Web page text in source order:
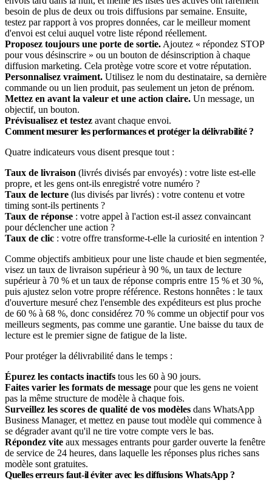
besoin de plus de deux ou trois diffusions par semaine. Ensuite,
testez par rapport à vos propres données, car le meilleur moment
d'envoi est celui auquel votre liste répond réellement.
Proposez toujours une porte de sortie. Ajoutez « répondez STOP
pour vous désinscrire » ou un bouton de désinscription à chaque
diffusion marketing. Cela protège votre score et votre réputation.
Personnalisez vraiment. Utilisez le nom du destinataire, sa dernière
commande ou un lien produit, pas seulement un jeton de prénom.
Mettez en avant la valeur et une action claire. Un message, un
objectif, un bouton.
Prévisualisez et testez avant chaque envoi.
Comment mesurer les performances et protéger la délivrabilité ?
Quatre indicateurs vous disent presque tout :
Taux de livraison (livrés divisés par envoyés) : votre liste est-elle
propre, et les gens ont-ils enregistré votre numéro ?
Taux de lecture (lus divisés par livrés) : votre contenu et votre
timing sont-ils pertinents ?
Taux de réponse : votre appel à l'action est-il assez convaincant
pour déclencher une action ?
Taux de clic : votre offre transforme-t-elle la curiosité en intention ?
Comme objectifs ambitieux pour une liste chaude et bien segmentée,
visez un taux de livraison supérieur à 90 %, un taux de lecture
supérieur à 70 % et un taux de réponse compris entre 15 % et 30 %,
puis ajustez selon votre propre référence. Restons honnêtes : le taux
d'ouverture mesuré chez l'ensemble des expéditeurs est plus proche
de 60 % à 68 %, donc considérez 70 % comme un objectif pour vos
meilleurs segments, pas comme une garantie. Une baisse du taux de
lecture est le premier signe de fatigue de la liste.
Pour protéger la délivrabilité dans le temps :
Épurez les contacts inactifs tous les 60 à 90 jours.
Faites varier les formats de message pour que les gens ne voient
pas la même structure de modèle à chaque fois.
Surveillez les scores de qualité de vos modèles dans WhatsApp
Business Manager, et mettez en pause tout modèle qui commence à
se dégrader avant qu'il ne tire votre compte vers le bas.
Répondez vite aux messages entrants pour garder ouverte la fenêtre
de service de 24 heures, dans laquelle les réponses plus riches sans
modèle sont gratuites.
Quelles erreurs faut-il éviter avec les diffusions WhatsApp ?